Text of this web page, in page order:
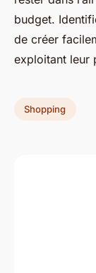
budget.
de créer
exploitant leur
Shopping